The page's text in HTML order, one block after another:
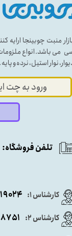
منبت چوبینجا ارایه
می باشد. انواع ملزومات
نوار استیل، نرده و
کارشناس ۱:
ورود به چت
تلفن فروشگاه:
کارشناس ۲: